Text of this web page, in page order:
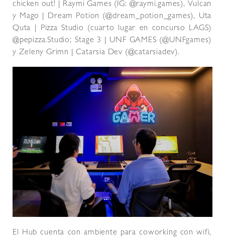
chicken out! | Raymi Games (IG: @raymi.games), ⁠Vulcan
y Mago | Dream Potion (@dream_potion_games), ⁠Uta
Quta | Pizza Studio (cuarto lugar en concurso LAGS)
@pepizza.Studio; ⁠Stage 3 | UNF GAMES (@UNFgames)
y ⁠Zeleny Grimn | Catarsia Dev (@catarsiadev).
El Hub cuenta con ambiente para coworking con wifi,